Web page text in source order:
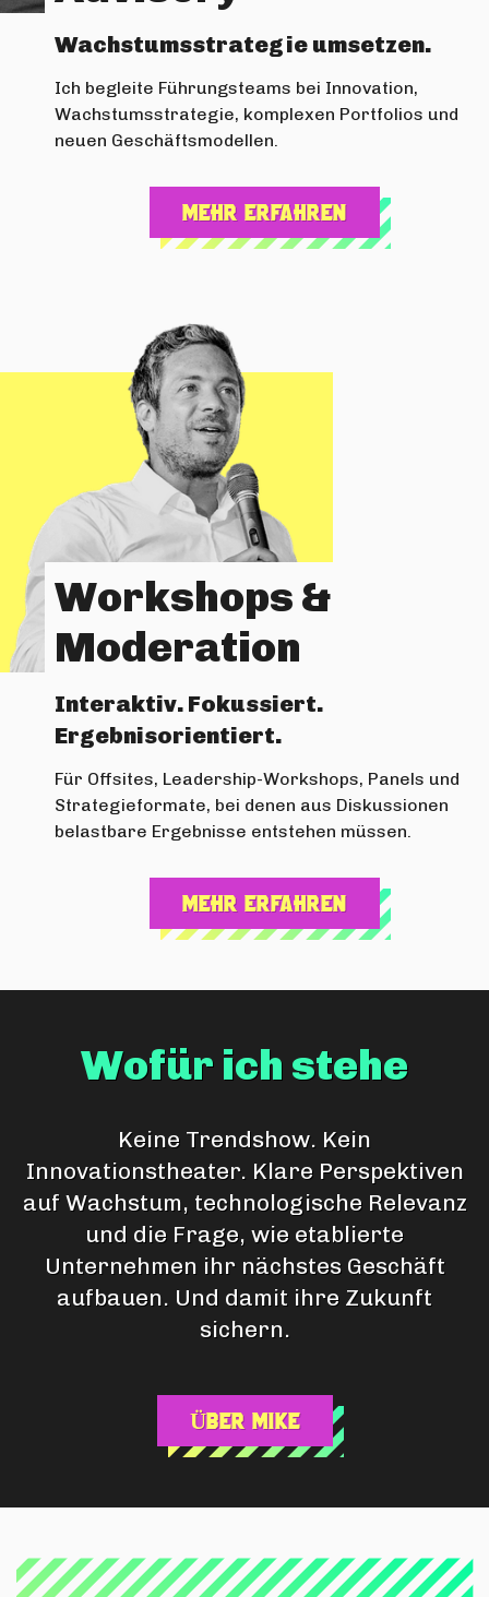
Wachstumsstrategie umsetzen.
Ich begleite Führungsteams bei Innovation,
Wachstumsstrategie, komplexen Portfolios und
neuen Geschäftsmodellen.
Mehr erfahren
Workshops &
Moderation
Interaktiv. Fokussiert.
Ergebnisorientiert.
Für Offsites, Leadership-Workshops, Panels und
Strategieformate, bei denen aus Diskussionen
belastbare Ergebnisse entstehen müssen.
Mehr erfahren
Wofür ich stehe
Keine Trendshow. Kein
Innovationstheater. Klare Perspektiven
auf Wachstum, technologische Relevanz
und die Frage, wie etablierte
Unternehmen ihr nächstes Geschäft
aufbauen. Und damit ihre Zukunft
sichern.
Über Mike